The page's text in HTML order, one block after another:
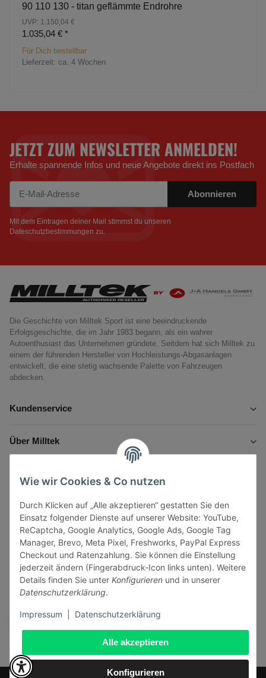
Alle akzeptieren
Konfigurieren
Wie wir Cookies & Co nutzen
Durch Klicken auf „Alle akzeptieren“ gestatten Sie den
Einsatz folgender Dienste auf unserer Website: YouTube,
ReCaptcha, Google Analytics, Google Ads, Google Tag
Manager, Brevo, Meta Pixel, Freshworks, PayPal Express
Checkout und Ratenzahlung. Sie können die Einstellung
jederzeit ändern (Fingerabdruck-Icon links unten). Weitere
Details finden Sie unter Konfigurieren und in unserer
Datenschutzerklärung.
Impressum Datenschutzerklärung
90 110 130 - titan geflämmte Endrohre
UVP: 1.150,04 €
1.035,04 € *
Für Dich bestellbar
Lieferzeit: ca. 4 Wochen
JETZT ZUM NEWSLETTER ANMELDEN!
Erhalte spannende Infos und neue Angebote direkt ins Postfach
Abonnieren
Mit dem Eintragen deiner Mail stimmst du unseren
Dateschutzbestimmungen zu.
Die Geschichte von Milltek Sport ist eine beeindruckende
Erfolgsgeschichte, die im Jahr 1983 begann, als ein wahrer
Autoenthusiast das Unternehmen gründete. Seitdem hat sich Milltek zu
einem der führenden Hersteller von Hochleistungs-Abgasanlagen
entwickelt, die eine stetig wachsende Palette von Fahrzeugen
abdecken.
Kundenservice
Über Milltek
Gesetzliche Informationen
Vertrag widerrufen
Sicher bezahlen via: